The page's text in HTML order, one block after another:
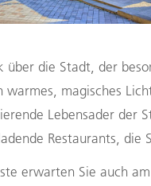
über die Stadt, der
warmes, magisches
Lebensader
Restaurants,
erwarten Sie auch am